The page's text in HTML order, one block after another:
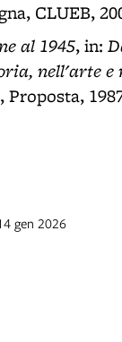
CLUEB,
al 1945, in:
nell'arte
gen 2026